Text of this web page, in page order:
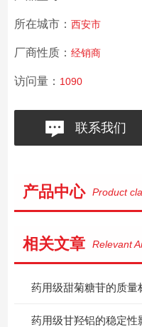
所在城市： 西安市
厂商性质： 经销商
访问量： 1090
联系我们
产品中心 Product
相关文章 Relevant
药用级甜菊糖苷的质量
药用级甘羟铝的稳定性